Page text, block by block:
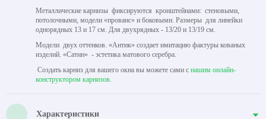
Металлические карнизы фиксируются кронштейнами: стеновыми,
потолочными, модели «прованс» и боковыми. Размеры для линейки
однорядных 13 и 17 см. Для двухрядных - 13/20 и 13/19 см.
Модели двух оттенков. «Антик» создает имитацию фактуры кованых
изделий. «Сатин» - эстетика матового серебра.
Создать карниз для вашего окна вы можете сами с нашим онлайн-
конструктором карнизов.
Характеристики